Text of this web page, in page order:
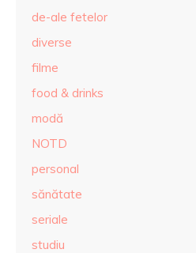
de-ale fetelor
diverse
filme
food & drinks
modă
NOTD
personal
sănătate
seriale
studiu